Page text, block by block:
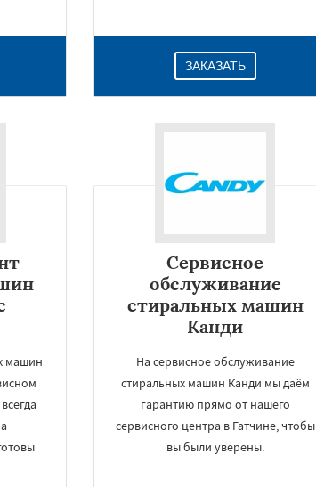
ЗАКАЗАТЬ
машин
Сервисное
обслуживание
стиральных машин
Канди
На сервисное обслуживание
стиральных машин Канди мы даём
гарантию прямо от нашего
сервисного центра в Гатчине, чтобы
вы были уверены.
×